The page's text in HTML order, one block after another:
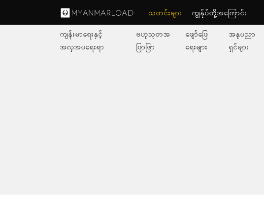
သတင်းများ ကျွနု်ပ်တို့အကြောင်း
ကျန်းမာရေးနှင့်
အလှအပရေးရာ
ဗဟုသုတအ
ဖြာဖြာ
ဖျော်ဖြေ
ရေးများ
အနုပညာ
ရှင်များ